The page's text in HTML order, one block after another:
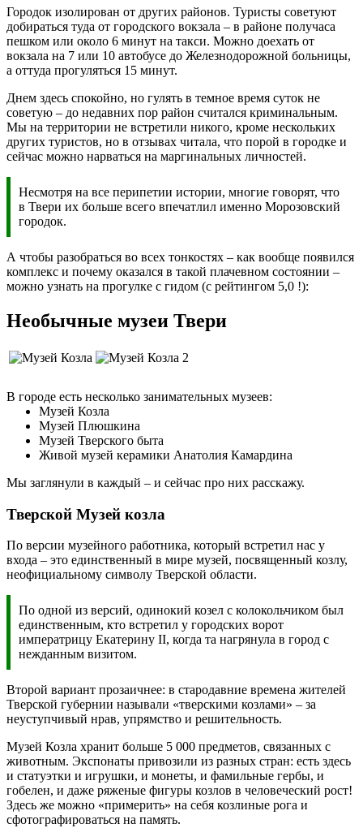
Городок изолирован от других районов. Туристы советуют
добираться туда от городского вокзала – в районе получаса
пешком или около 6 минут на такси. Можно доехать от
вокзала на 7 или 10 автобусе до Железнодорожной больницы,
а оттуда прогуляться 15 минут.
Днем здесь спокойно, но гулять в темное время суток не
советую – до недавних пор район считался криминальным.
Мы на территории не встретили никого, кроме нескольких
других туристов, но в отзывах читала, что порой в городке и
сейчас можно нарваться на маргинальных личностей.
Несмотря на все перипетии истории, многие говорят, что
в Твери их больше всего впечатлил именно Морозовский
городок.
А чтобы разобраться во всех тонкостях – как вообще появился
комплекс и почему оказался в такой плачевном состоянии –
можно узнать на прогулке с гидом (с рейтингом 5,0 !):
Необычные музеи Твери
В городе есть несколько занимательных музеев:
Музей Козла
Музей Плюшкина
Музей Тверского быта
Живой музей керамики Анатолия Камардина
Мы заглянули в каждый – и сейчас про них расскажу.
Тверской Музей козла
По версии музейного работника, который встретил нас у
входа – это единственный в мире музей, посвященный козлу,
неофициальному символу Тверской области.
По одной из версий, одинокий козел с колокольчиком был
единственным, кто встретил у городских ворот
императрицу Екатерину II, когда та нагрянула в город с
нежданным визитом.
Второй вариант прозаичнее: в стародавние времена жителей
Тверской губернии называли «тверскими козлами» – за
неуступчивый нрав, упрямство и решительность.
Музей Козла хранит больше 5 000 предметов, связанных с
животным. Экспонаты привозили из разных стран: есть здесь
и статуэтки и игрушки, и монеты, и фамильные гербы, и
гобелен, и даже ряженые фигуры козлов в человеческий рост!
Здесь же можно «примерить» на себя козлиные рога и
сфотографироваться на память.